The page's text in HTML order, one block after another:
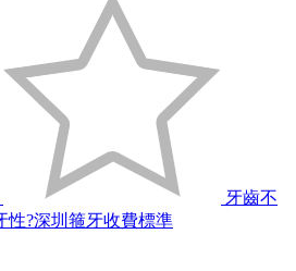
牙齒不
性?深圳箍牙收費標準